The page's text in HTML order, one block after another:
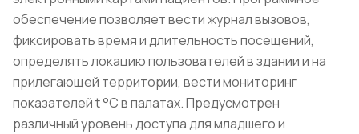
обеспечение позволяет вести журнал вызовов,
фиксировать время и длительность посещений,
определять локацию пользователей в здании и на
прилегающей территории, вести мониторинг
показателей t °C в палатах. Предусмотрен
различный уровень доступа для младшего и